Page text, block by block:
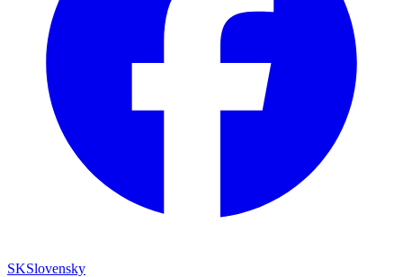
SKSlovensky